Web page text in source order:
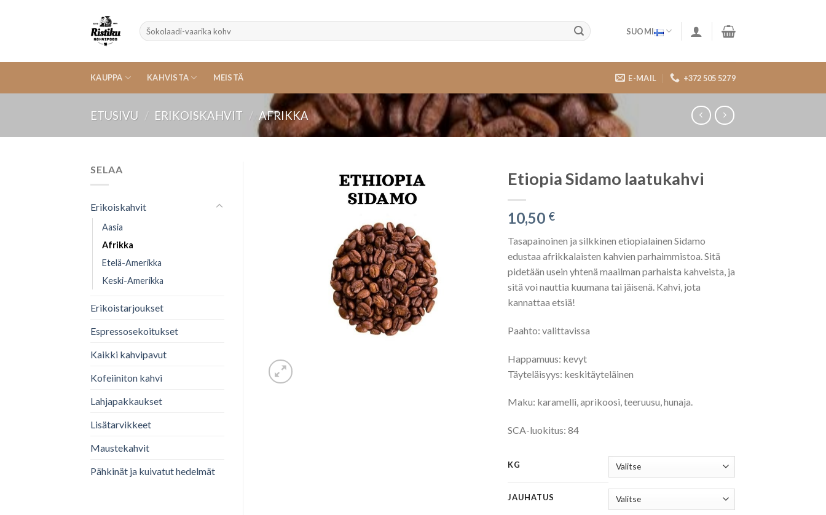
Etsi:
SUOMI
KAUPPA KAHVISTA MEISTÄ E-MAIL +372 505 5279
ETUSIVU / ERIKOISKAHVIT / AFRIKKA
SELAA
Erikoiskahvit
Aasia
Afrikka
Etelä-Amerikka
Keski-Amerikka
Erikoistarjoukset
Espressosekoitukset
Kaikki kahvipavut
Kofeiiniton kahvi
Lahjapakkaukset
Lisätarvikkeet
Maustekahvit
Pähkinät ja kuivatut hedelmät
Etiopia Sidamo laatukahvi
10,50 €
Tasapainoinen ja silkkinen etiopialainen Sidamo
edustaa afrikkalaisten kahvien parhaimmistoa. Sitä
pidetään usein yhtenä maailman parhaista kahveista, ja
sitä voi nauttia kuumana tai jäisenä. Kahvi, jota
kannattaa etsiä!
Paahto: valittavissa
Happamuus: kevyt
Täyteläisyys: keskitäyteläinen
Maku: karamelli, aprikoosi, teeruusu, hunaja.
SCA-luokitus: 84
KG
JAUHATUS